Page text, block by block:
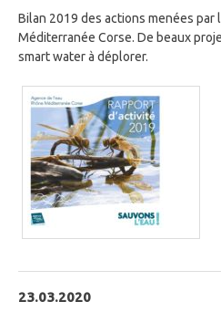
Bilan 2019 des actions menées par
Méditerranée Corse. De beaux
smart water à déplorer.
23.03.2020